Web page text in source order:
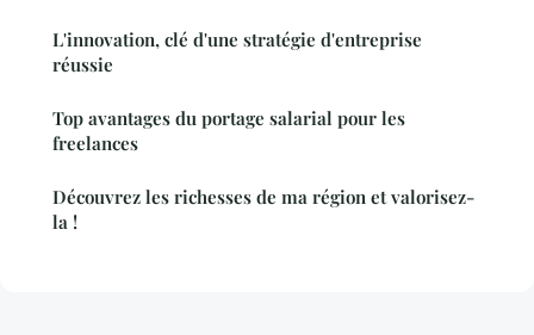
L'innovation, clé d'une stratégie d'entreprise
réussie
Top avantages du portage salarial pour les
freelances
Découvrez les richesses de ma région et valorisez-
la !